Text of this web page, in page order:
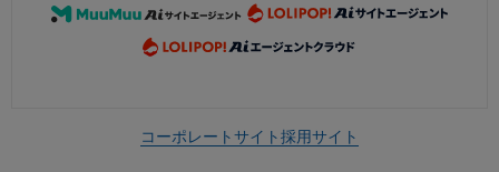
コーポレートサイト採用サイト